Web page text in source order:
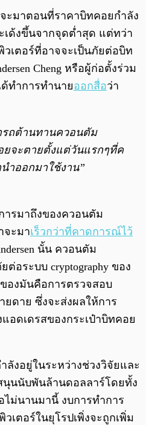
ะมาตอนที่ราคาบิทคอยกำลัง
เด้งขึ้นจากจุดต่ำสุด แต่ทว่า
เตอร์ที่อาจจะเป็นภัยต่อบิท
Cheng หรือผู้ก่อตั้งร่วม
ด้ทำการทำนายออกสื่อว่า
ถต้านทานควอนตัม
จะตายตั้งแต่วันแรกๆที่ค
ำออกมาใช้งาน”
ารมาถึงของควอนตัม
จะมาเร็วกว่าที่คาดการณ์ไว้
นั้น ควอนตัม
อระบบ cryptography ของ
องมันคือการตรวจสอบ
ยดาย ซึ่งจะส่งผลให้การ
อดเดรสของกระเป๋าบิทคอย
งอยู่ในระหว่างช่วงวิจัยและ
นนับพันล้านดอลลาร์โดยทั้ง
ไม่นานมานี้ งบการทำการ
เตอร์ในยุโรปเพิ่งจะถูกเพิ่ม